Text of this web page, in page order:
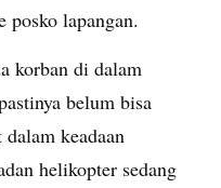
posko lapangan.
korban di dalam
belum bisa
keadaan
helikopter sedang